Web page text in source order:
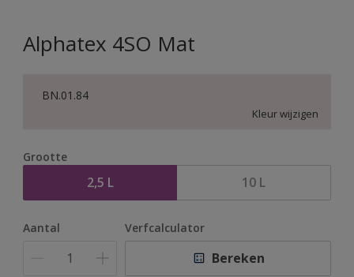
Alphatex 4SO Mat
BN.01.84
Kleur wijzigen
Grootte
2,5 L 10 L
Aantal Verfcalculator
Bereken